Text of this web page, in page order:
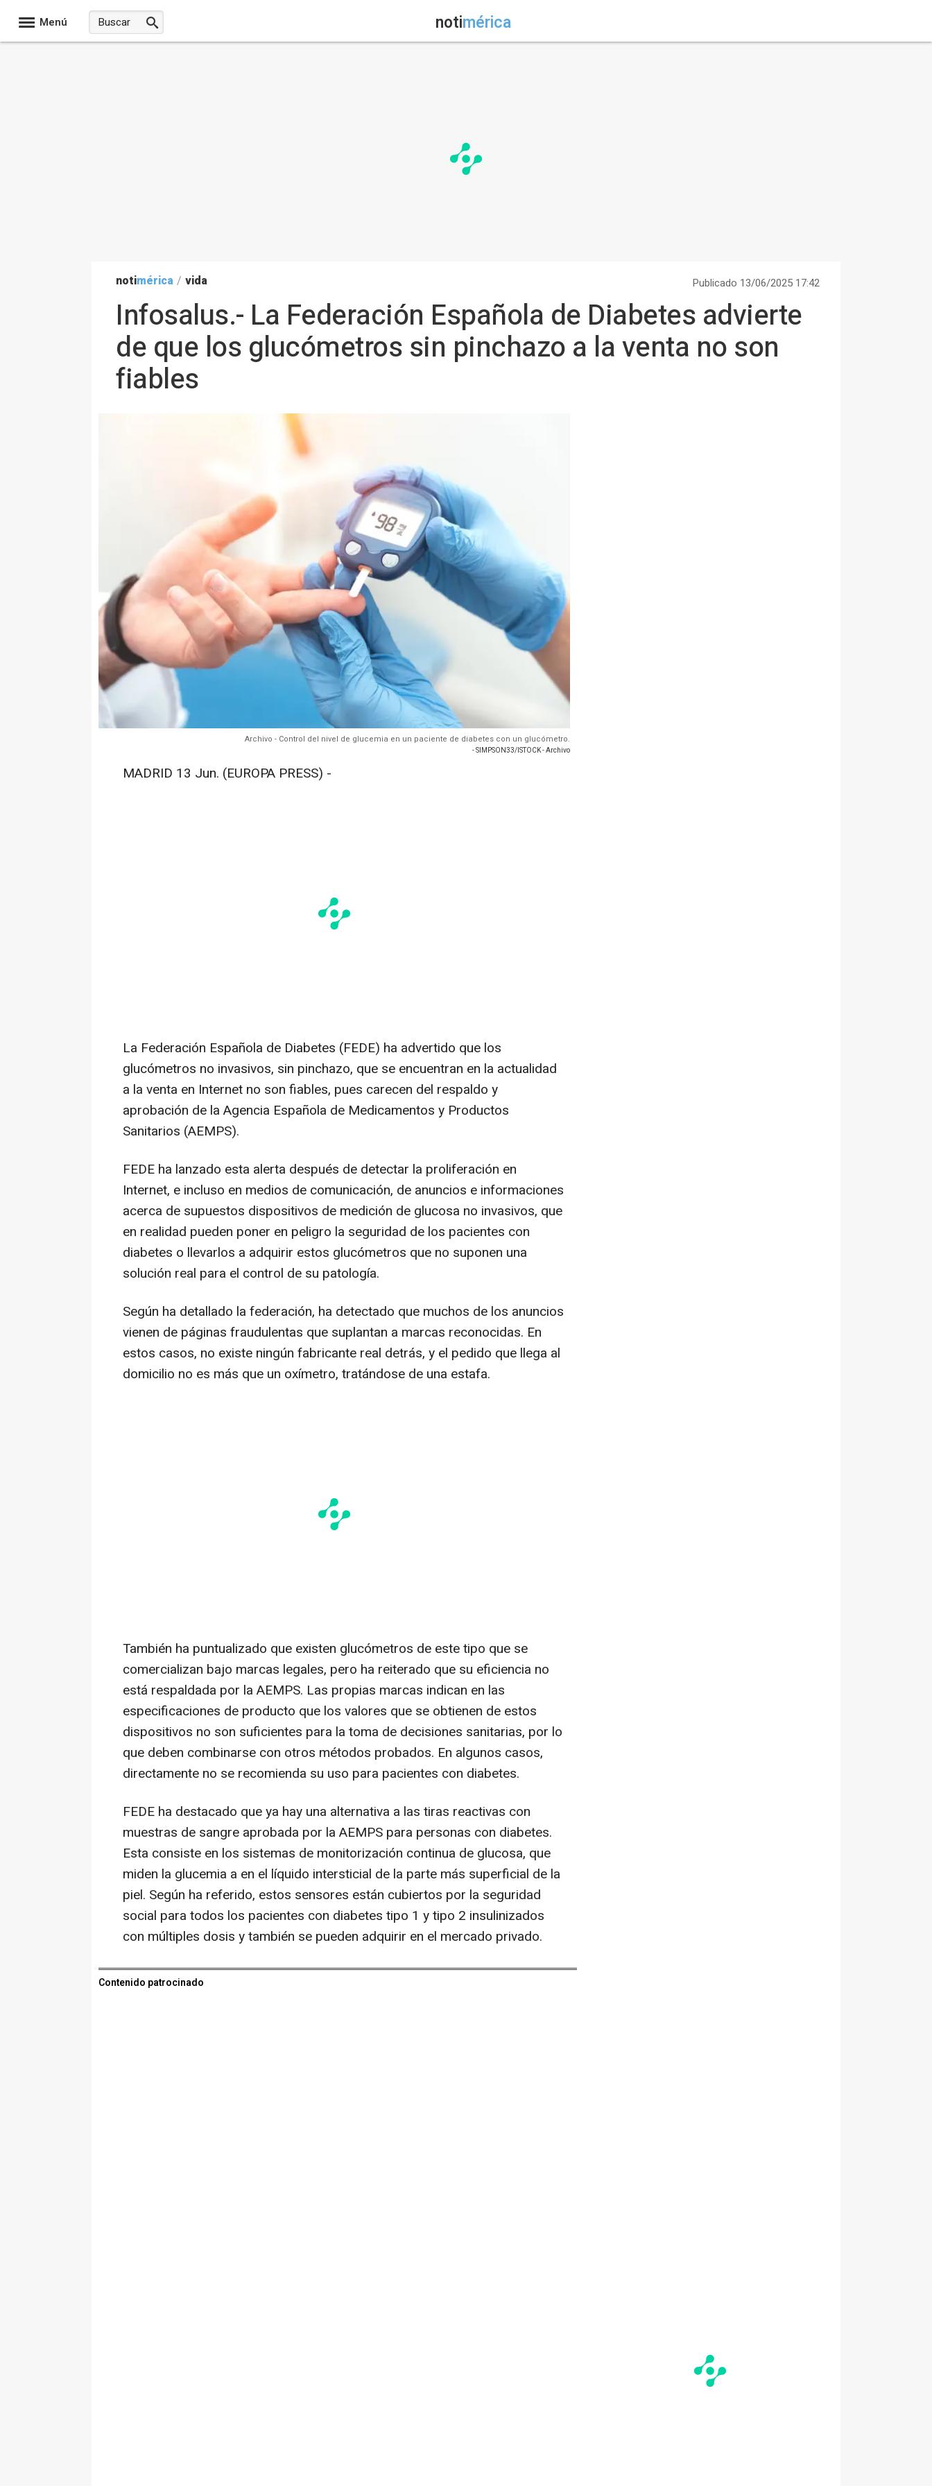
Menú notimérica
notimérica / vida Publicado 13/06/2025 17:42
Infosalus.- La Federación Española de Diabetes advierte
de que los glucómetros sin pinchazo a la venta no son
fiables
Archivo - Control del nivel de glucemia en un paciente de diabetes con un glucómetro.
- SIMPSON33/ISTOCK - Archivo
MADRID 13 Jun. (EUROPA PRESS) -
La Federación Española de Diabetes (FEDE) ha advertido que los
glucómetros no invasivos, sin pinchazo, que se encuentran en la actualidad
a la venta en Internet no son fiables, pues carecen del respaldo y
aprobación de la Agencia Española de Medicamentos y Productos
Sanitarios (AEMPS).
FEDE ha lanzado esta alerta después de detectar la proliferación en
Internet, e incluso en medios de comunicación, de anuncios e informaciones
acerca de supuestos dispositivos de medición de glucosa no invasivos, que
en realidad pueden poner en peligro la seguridad de los pacientes con
diabetes o llevarlos a adquirir estos glucómetros que no suponen una
solución real para el control de su patología.
Según ha detallado la federación, ha detectado que muchos de los anuncios
vienen de páginas fraudulentas que suplantan a marcas reconocidas. En
estos casos, no existe ningún fabricante real detrás, y el pedido que llega al
domicilio no es más que un oxímetro, tratándose de una estafa.
También ha puntualizado que existen glucómetros de este tipo que se
comercializan bajo marcas legales, pero ha reiterado que su eficiencia no
está respaldada por la AEMPS. Las propias marcas indican en las
especificaciones de producto que los valores que se obtienen de estos
dispositivos no son suficientes para la toma de decisiones sanitarias, por lo
que deben combinarse con otros métodos probados. En algunos casos,
directamente no se recomienda su uso para pacientes con diabetes.
FEDE ha destacado que ya hay una alternativa a las tiras reactivas con
muestras de sangre aprobada por la AEMPS para personas con diabetes.
Esta consiste en los sistemas de monitorización continua de glucosa, que
miden la glucemia a en el líquido intersticial de la parte más superficial de la
piel. Según ha referido, estos sensores están cubiertos por la seguridad
social para todos los pacientes con diabetes tipo 1 y tipo 2 insulinizados
con múltiples dosis y también se pueden adquirir en el mercado privado.
Contenido patrocinado